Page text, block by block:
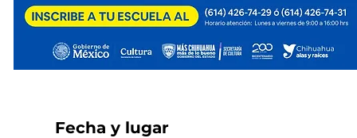
Fecha y lugar